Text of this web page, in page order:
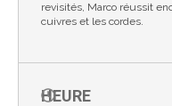
revisités, Marco réussit
cuivres et les cordes.
HEURE